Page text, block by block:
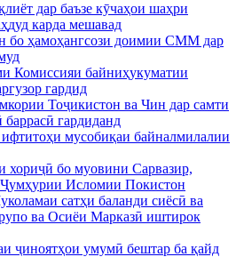
дар баъзе кӯчаҳои шаҳри
карда мешавад
бо ҳамоҳангсози доимии СММ дар
Комиссияи байниҳукуматии
гардид
Тоҷикистон ва Чин дар самти
гардиданд
мусобиқаи байналмилалии
хориҷӣ бо муовини Сарвазир,
Ҷумҳурии Исломии Покистон
сатҳи баланди сиёсӣ ва
ва Осиёи Марказӣ иштирок
ҷиноятҳои умумӣ бештар ба қайд